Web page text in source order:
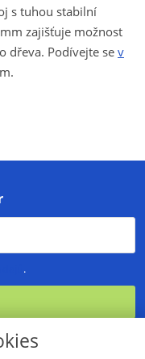
s tuhou stabilní
zajišťuje možnost
dřeva. Podívejte se v
.